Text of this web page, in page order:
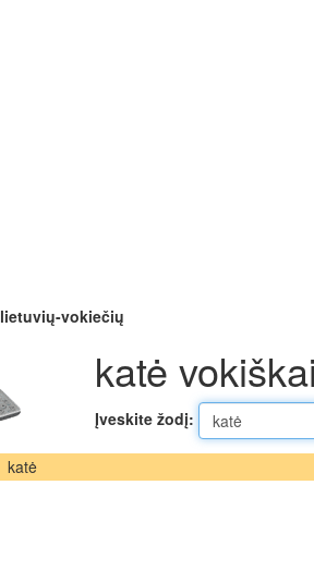
lietuvių-vokiečių
katė vokiškai
Įveskite žodį:
katė